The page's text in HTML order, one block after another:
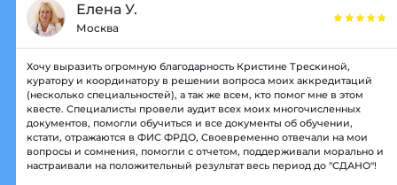
Елена У.
Москва
Хочу выразить огромную благодарность Кристине Трескиной,
куратору и координатору в решении вопроса моих аккредитаций
(несколько специальностей), а так же всем, кто помог мне в этом
квесте. Специалисты провели аудит всех моих многочисленных
документов, помогли обучиться и все документы об обучении,
кстати, отражаются в ФИС ФРДО, Своевременно отвечали на мои
вопросы и сомнения, помогли с отчетом, поддерживали морально и
настраивали на положительный результат весь период до "СДАНО"!